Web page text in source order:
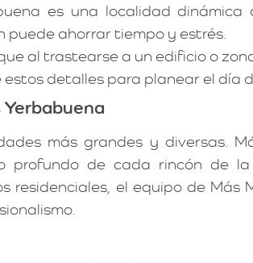
es una localidad
puede ahorrar tiempo y estrés.
al trastearse a un edificio o
detalles para planear el día
más grandes y diversas.
profundo de cada rincón de
residenciales, el equipo de Más